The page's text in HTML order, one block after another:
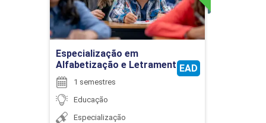
CONTEÚDOS E METODOLOGIAS DA
EDUCAÇÃO INFANTIL
45
Especialização em
Alfabetização e LetramentoEAD
1 semestres
Educação
Especialização